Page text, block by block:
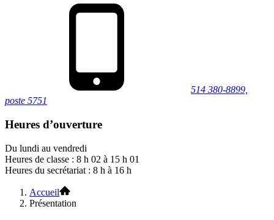
514 380-8899,
poste 5751
Heures d’ouverture
Du lundi au vendredi
Heures de classe : 8 h 02 à 15 h 01
Heures du secrétariat : 8 h à 16 h
Accueil
Présentation